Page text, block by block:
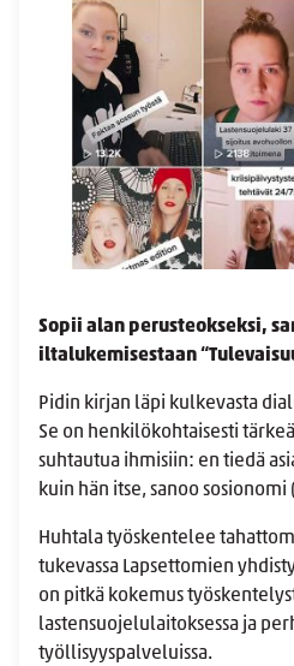
Sopii alan perusteokseksi,
iltalukemisestaan
Pidin kirjan läpi kulkevasta
Se on henkilökohtaisesti
suhtautua ihmisiin: en tiedä
kuin hän itse, sanoo sosionomi
Huhtala työskentelee
tukevassa Lapsettomien
on pitkä kokemus
lastensuojelulaitoksessa ja
työllisyyspalveluissa.